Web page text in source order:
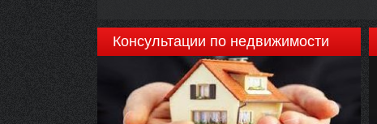
Консультации по недвижимости